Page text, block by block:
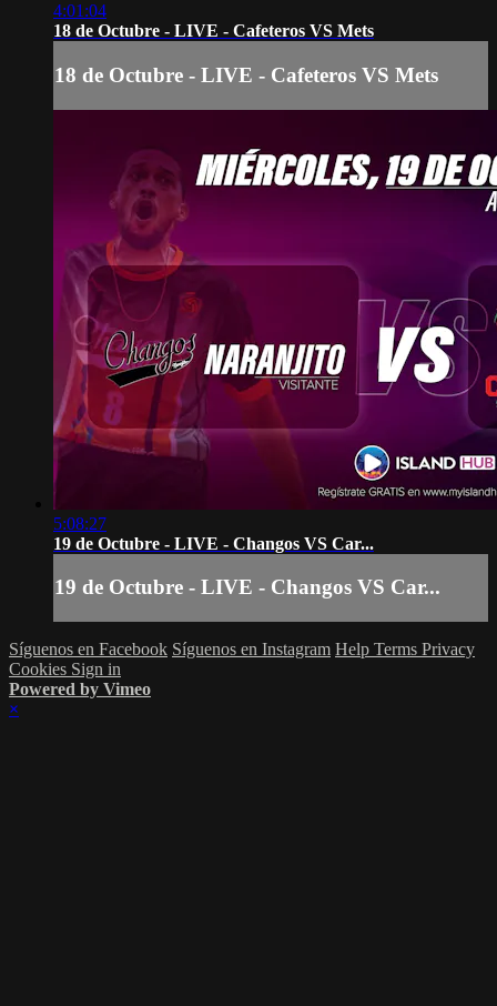
4:01:04
18 de Octubre - LIVE - Cafeteros VS Mets
18 de Octubre - LIVE - Cafeteros VS Mets
5:08:27
19 de Octubre - LIVE - Changos VS Car...
19 de Octubre - LIVE - Changos VS Car...
Síguenos en Facebook Síguenos en Instagram Help Terms Privacy
Cookies Sign in
Powered by Vimeo
×